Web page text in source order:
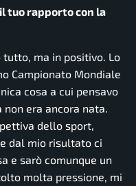
tuo rapporto con la
tutto, ma in positivo. Lo
Campionato Mondiale
cosa a cui pensavo
era ancora nata.
dello sport,
dal mio risultato ci
e sarò comunque un
molta pressione, mi